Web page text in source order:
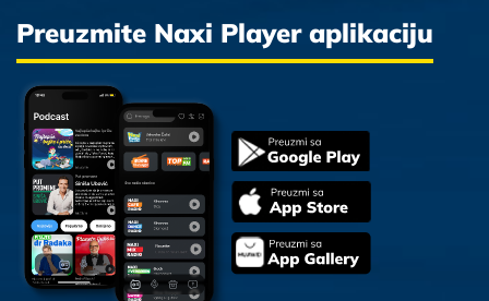
Preuzmite Naxi Player aplikaciju